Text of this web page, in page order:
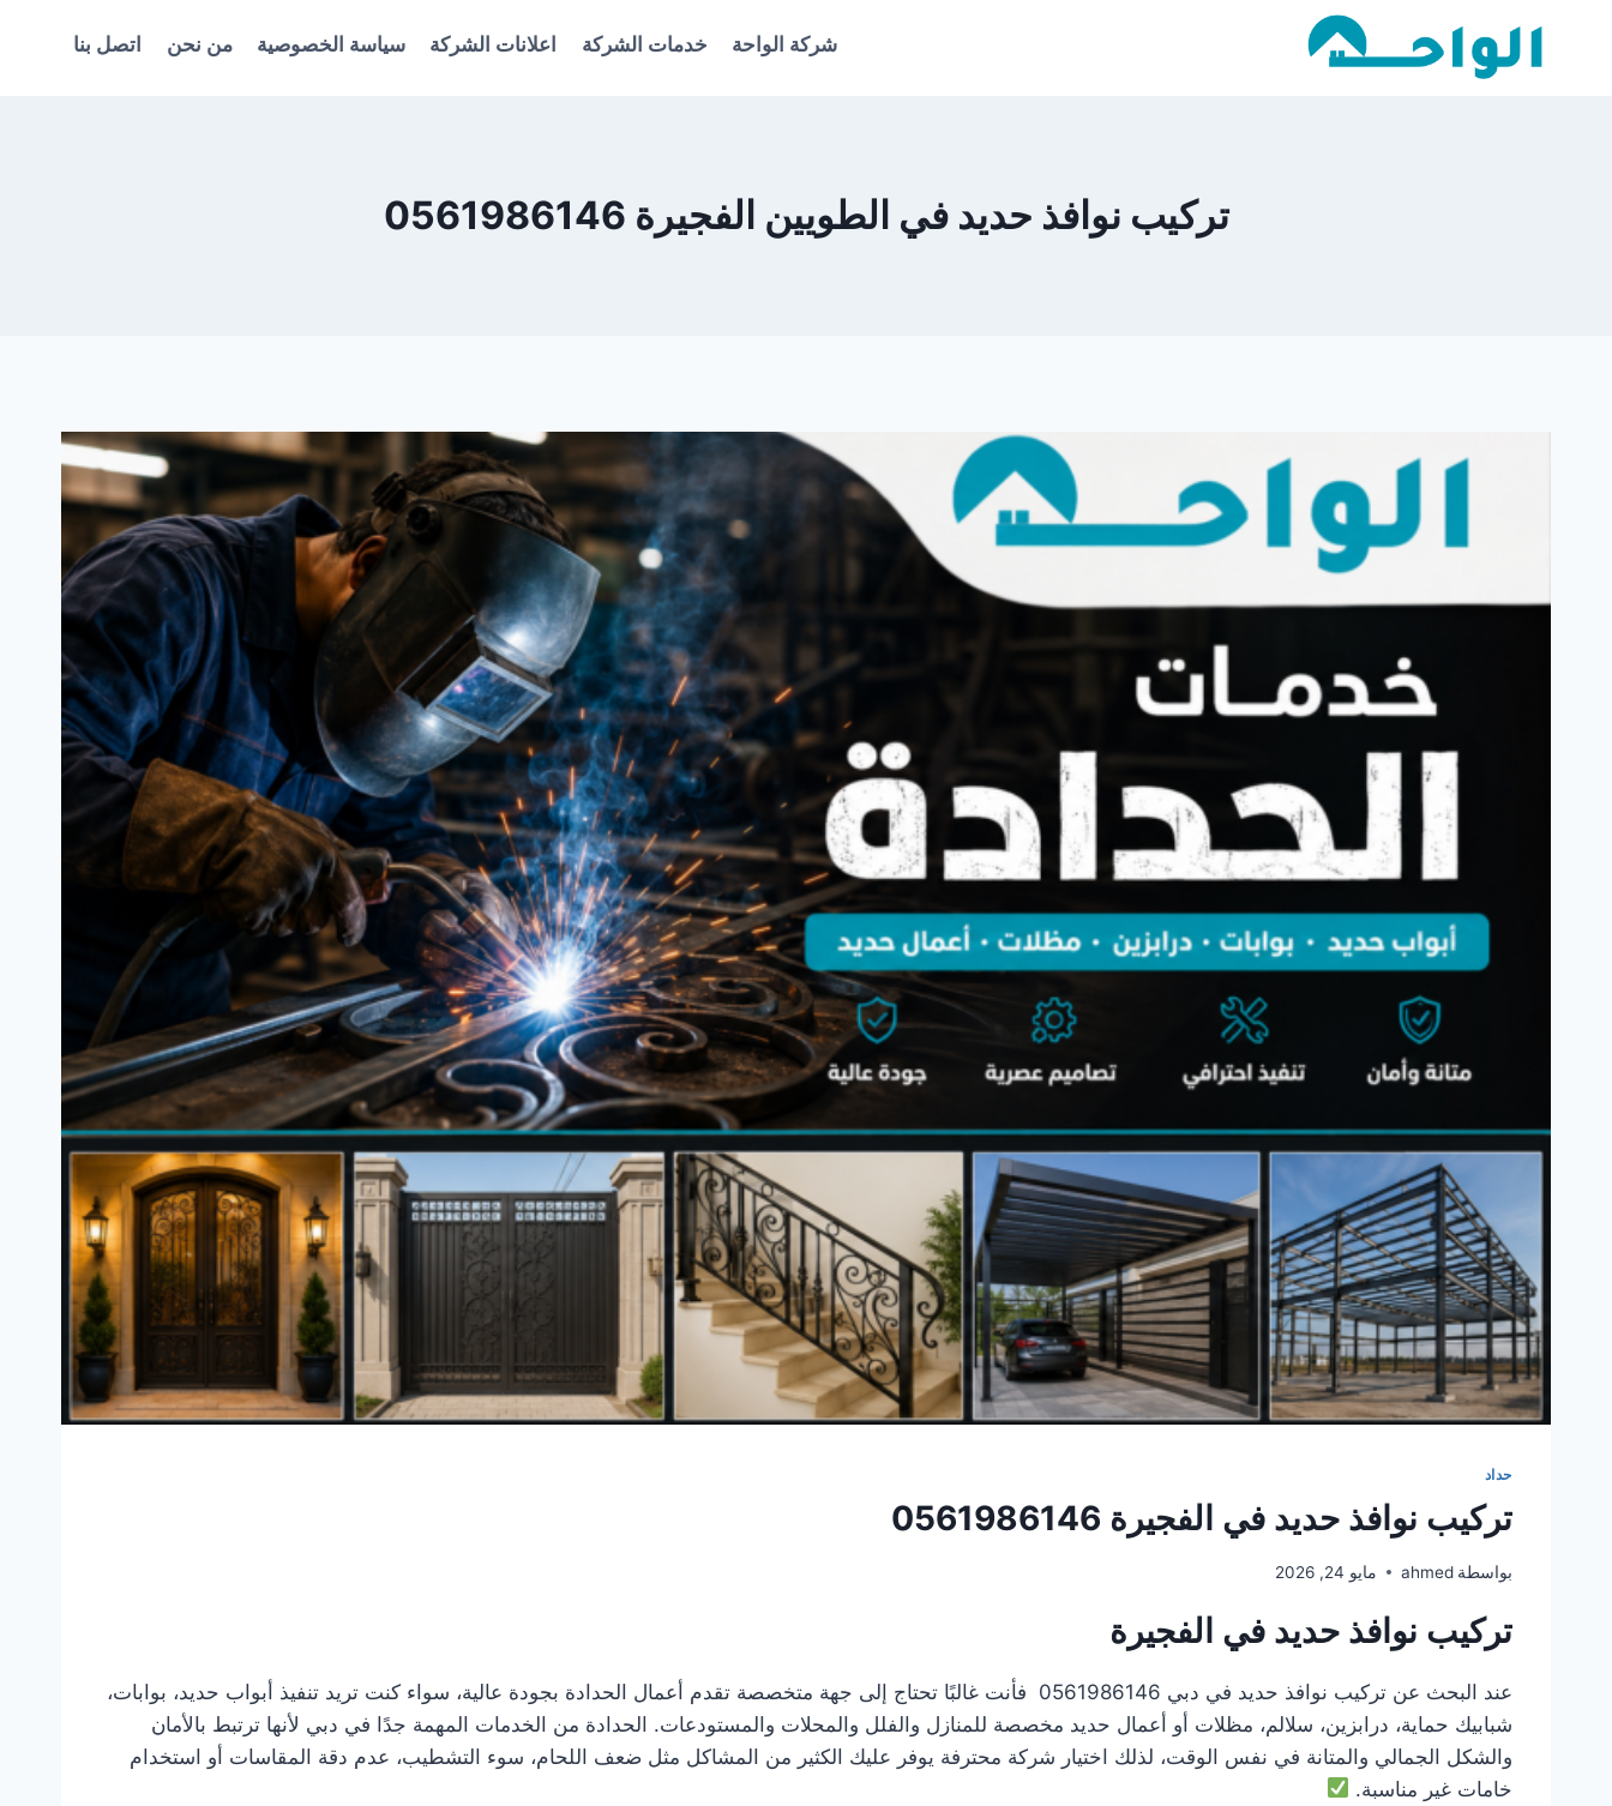
شركة الواحة خدمات الشركة اعلانات الشركة سياسة الخصوصية من نحن اتصل بنا
تركيب نوافذ حديد في الطويين الفجيرة 0561986146
حداد
تركيب نوافذ حديد في الفجيرة 0561986146
بواسطة ahmed مايو 24, 2026
تركيب نوافذ حديد في الفجيرة
عند البحث عن تركيب نوافذ حديد في دبي 0561986146 فأنت غالبًا تحتاج إلى جهة متخصصة تقدم أعمال الحدادة بجودة عالية، سواء كنت تريد تنفيذ أبواب حديد، بوابات،
شبابيك حماية، درابزين، سلالم، مظلات أو أعمال حديد مخصصة للمنازل والفلل والمحلات والمستودعات. الحدادة من الخدمات المهمة جدًا في دبي لأنها ترتبط بالأمان
والشكل الجمالي والمتانة في نفس الوقت، لذلك اختيار شركة محترفة يوفر عليك الكثير من المشاكل مثل ضعف اللحام، سوء التشطيب، عدم دقة المقاسات أو استخدام
خامات غير مناسبة.